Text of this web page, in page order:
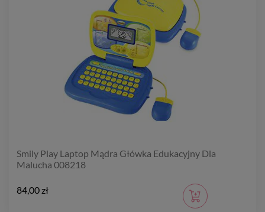
Smily Play Laptop Mądra Główka Edukacyjny Dla
Malucha 008218
84,00 zł